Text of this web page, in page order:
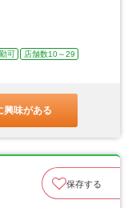
可
店舗数10～29
興味がある
保存する